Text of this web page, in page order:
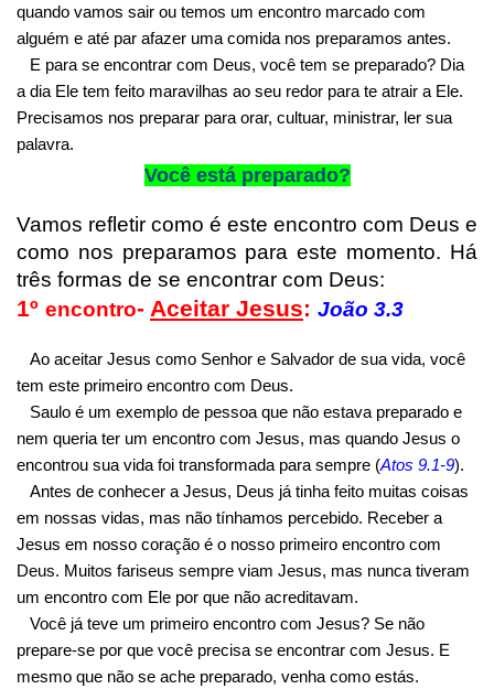
quando vamos sair ou temos um encontro marcado com
alguém e até par afazer uma comida nos preparamos antes.
E para se encontrar com Deus, você tem se preparado? Dia
a dia Ele tem feito maravilhas ao seu redor para te atrair a Ele.
Precisamos nos preparar para orar, cultuar, ministrar, ler sua
palavra.
Você está preparado?
Vamos refletir como é este encontro com Deus e
como nos preparamos para este momento. Há
três formas de se encontrar com Deus:
1º encontro- Aceitar Jesus: João 3.3
Ao aceitar Jesus como Senhor e Salvador de sua vida, você
tem este primeiro encontro com Deus.
Saulo é um exemplo de pessoa que não estava preparado e
nem queria ter um encontro com Jesus, mas quando Jesus o
encontrou sua vida foi transformada para sempre (Atos 9.1-9).
Antes de conhecer a Jesus, Deus já tinha feito muitas coisas
em nossas vidas, mas não tínhamos percebido. Receber a
Jesus em nosso coração é o nosso primeiro encontro com
Deus. Muitos fariseus sempre viam Jesus, mas nunca tiveram
um encontro com Ele por que não acreditavam.
Você já teve um primeiro encontro com Jesus? Se não
prepare-se por que você precisa se encontrar com Jesus. E
mesmo que não se ache preparado, venha como estás.